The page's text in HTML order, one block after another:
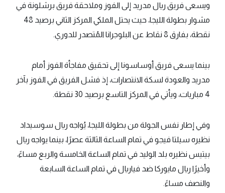
ويسعى فريق ريال مدريد إلى الفوز وملاحقة فريق برشلونة في
مشوار بطولة الليجا، حيث يحتل الملكي المركز الثاني برصيد 48
نقطة، بفارق 8 نقاط عن البلوجرانا المُتصدر للدوري.
بينما يسعى فريق أوساسونا إلى تحقيق مفاجأة الفوز أمام
مدريد والعودة لسكة الانتصارات، إذ فشل الفريق في الفوز بآخر
4 مباريات، ويأتي في المركز التاسع برصيد 30 نقطة.
وفي إطار نفس الجولة من بطولة الليجا، يُواجه ريال سوسيداد
نظيره سيلتا فيجو في تمام الساعة الثالثة عصرًا، بينما يواجه ريال
بيتيس نظيره بلد الوليد في تمام الساعة الخامسة والربع مساءً،
وأخيرًا ريال مايوركا ضد فياريال في تمام الساعة السابعة
والنصف مساءً.